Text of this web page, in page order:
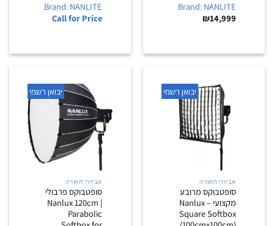
Brand: NANLITE
₪14,999
Brand: NANLITE
Call for Price
יבואן רשמי
אביזרי תאורה
סופטבוקס מרובע
מקצועי – Nanlux
Square Softbox
יבואן רשמי
אביזרי תאורה
סופטבוקס פרבולי
Nanlux 120cm |
Parabolic